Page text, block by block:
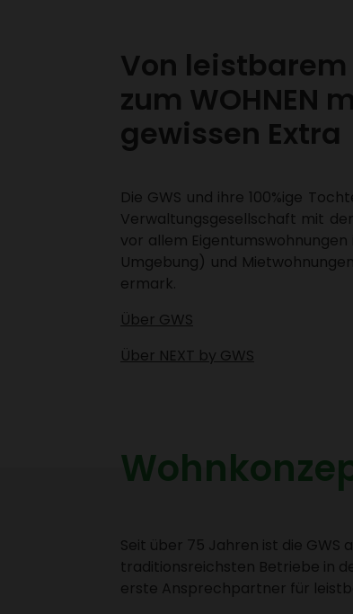
Von
zum WOHNEN
gewissen Extra
Die GWS und ihre 100%ige
Verwal­tungs­ge­sell­schaft mit
vor allem
Umge­bung) und
er­mark.
Über GWS
Über NEXT by GWS
Seit über 75 Jahren ist die
tradi­ti­ons­reichsten Betriebe in
erste Ansprech­partner für